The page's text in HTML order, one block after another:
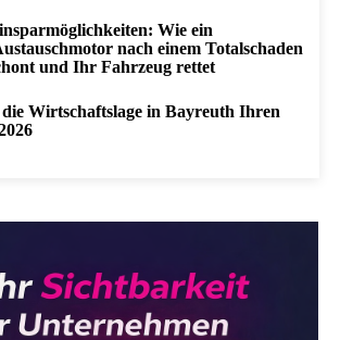
Wie ein
nach einem Totalschaden
und Ihr Fahrzeug rettet
die Wirtschaftslage in Bayreuth Ihren